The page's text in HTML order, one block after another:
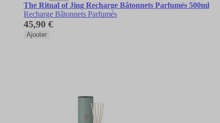
The Ritual of Jing Recharge Bâtonnets Parfumés 500ml
Recharge Bâtonnets Parfumés
45,90 €
Ajouter